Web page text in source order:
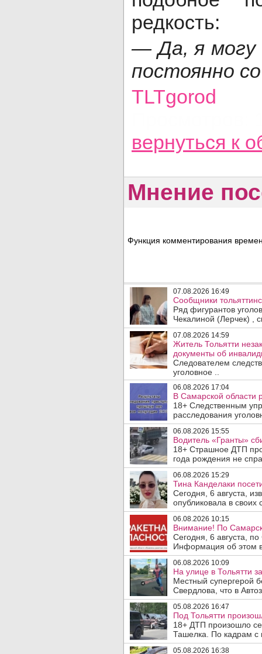
редкость:
— Да, я могу
постоянно
TLTgorod
вернуться к
Мнение
Функция комментирования
07.08.2026 16:49
Сообщники
Ряд фигурантов
Чекалиной (Лерчек) ,
07.08.2026 14:59
Житель Тольятти
документы об
Следователем
уголовное ..
06.08.2026 17:04
В Самарской области
18+ Следственным
расследования
06.08.2026 15:55
Водитель «Гранты»
18+ Страшное ДТП
года рождения не
06.08.2026 15:29
Тина Канделаки
Сегодня, 6 августа,
опубликовала в своих
06.08.2026 10:15
Внимание! По
Сегодня, 6 августа,
Информация об этом
06.08.2026 10:09
На улице в Тольятти
Местный супергерой
Свердлова, что в
05.08.2026 16:47
Под Тольятти
18+ ДТП произошло
Ташелка. По кадрам с
05.08.2026 16:38